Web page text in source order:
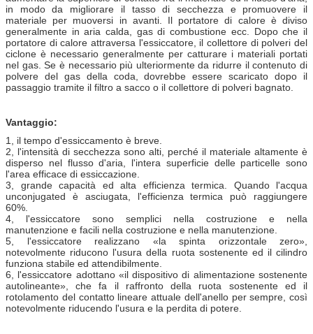
in modo da migliorare il tasso di secchezza e promuovere il
materiale per muoversi in avanti. Il portatore di calore è diviso
generalmente in aria calda, gas di combustione ecc. Dopo che il
portatore di calore attraversa l'essiccatore, il collettore di polveri del
ciclone è necessario generalmente per catturare i materiali portati
nel gas. Se è necessario più ulteriormente da ridurre il contenuto di
polvere del gas della coda, dovrebbe essere scaricato dopo il
passaggio tramite il filtro a sacco o il collettore di polveri bagnato.
Vantaggio:
1, il tempo d'essiccamento è breve.
2, l'intensità di secchezza sono alti, perché il materiale altamente è
disperso nel flusso d'aria, l'intera superficie delle particelle sono
l'area efficace di essiccazione.
3, grande capacità ed alta efficienza termica. Quando l'acqua
unconjugated è asciugata, l'efficienza termica può raggiungere
60%.
4, l'essiccatore sono semplici nella costruzione e nella
manutenzione e facili nella costruzione e nella manutenzione.
5, l'essiccatore realizzano «la spinta orizzontale zero»,
notevolmente riducono l'usura della ruota sostenente ed il cilindro
funziona stabile ed attendibilmente.
6, l'essiccatore adottano «il dispositivo di alimentazione sostenente
autolineante», che fa il raffronto della ruota sostenente ed il
rotolamento del contatto lineare attuale dell'anello per sempre, così
notevolmente riducendo l'usura e la perdita di potere.